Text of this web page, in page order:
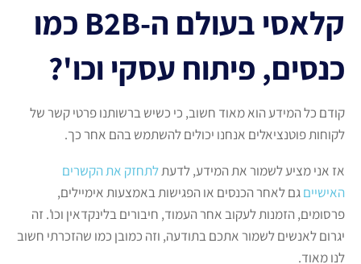
קלאסי בעולם ה-B2B כמו
כנסים, פיתוח עסקי וכו'?
קודם כל המידע הוא מאוד חשוב, כי כשיש ברשותנו פרטי קשר של
לקוחות פוטנציאלים אנחנו יכולים להשתמש בהם אחר כך.
אז אני מציע לשמור את המידע, לדעתלתחזק את הקשרים
האישייםגם לאחר הכנסים או הפגישות באמצעות אימיילים,
פרסומים, הזמנות לעקוב אחר העמוד, חיבורים בלינקדאין וכו'. זה
יגרום לאנשים לשמור אתכם בתודעה, וזה כמובן כמו שהזכרתי חשוב
לנו מאוד.